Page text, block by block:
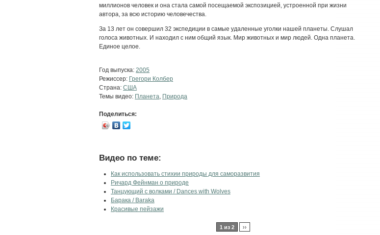
миллионов человек и она стала самой посещаемой экспозицией, устроенной при жизни
автора, за всю историю человечества.
За 13 лет он совершил 32 экспедиции в самые удаленные уголки нашей планеты. Слушал
голоса животных. И нaходил с ним общий язык. Мир животных и мир людей. Одна планета.
Единое целое.
Год выпуска: 2005
Режиссер: Грегори Колбер
Страна: США
Темы видео: Планета Природа
Поделиться:
Видео по теме:
Как использовать стихии природы для саморазвития
Ричард Фейнман о природе
Танцующий с волками / Dances with Wolves
Барака / Baraka
Красивые пейзажи
1 из 2 ››